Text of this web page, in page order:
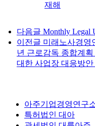
재해
다음글 Monthly Legal
이전글 미래노사경영
년 근로감독 종합계
대한 사업장 대응방안
아주기업경영연구
특허법인 대아